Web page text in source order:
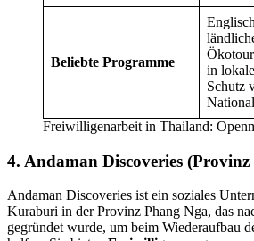
Beliebte Programme
in
Schutz
Freiwilligenarbeit in Thailand:
4. Andaman Discoveries
Andaman Discoveries ist ein soziales
Kuraburi in der Provinz Phang Nga, das
gegründet wurde, um beim Wiederaufbau